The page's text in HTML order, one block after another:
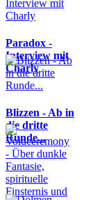
Paradox -
Interview mit
Charly
Blizzen - Ab in
die dritte
Runde...